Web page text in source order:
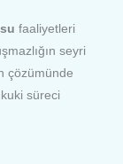
faaliyetleri
seyri
çözümünde
süreci